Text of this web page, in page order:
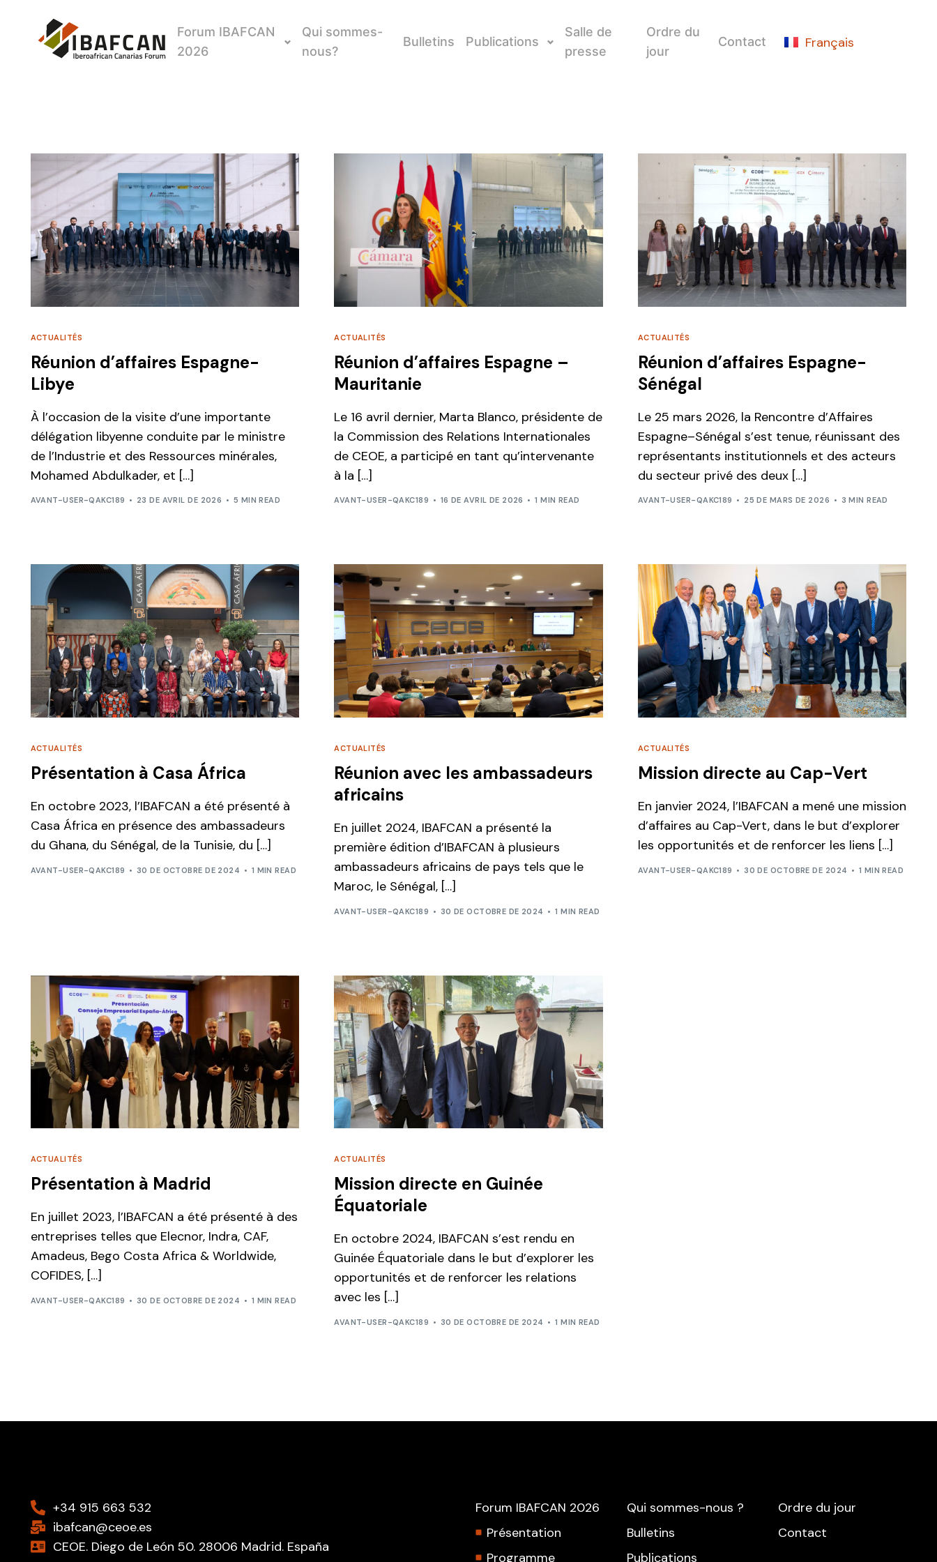
Forum IBAFCAN
2026
Qui sommes-
nous?
Bulletins Publications
Salle de
presse
Ordre du
jour
Contact Français
English
ACTUALITÉS
Réunion d’affaires Espagne-
Libye
À l’occasion de la visite d’une importante
délégation libyenne conduite par le ministre
de l’Industrie et des Ressources minérales,
Mohamed Abdulkader, et […]
AVANT-USER-QAKC189 23 DE AVRIL DE 2026 5 MIN READ
ACTUALITÉS
Réunion d’affaires Espagne –
Mauritanie
Le 16 avril dernier, Marta Blanco, présidente de
la Commission des Relations Internationales
de CEOE, a participé en tant qu’intervenante
à la […]
AVANT-USER-QAKC189 16 DE AVRIL DE 2026 1 MIN READ
ACTUALITÉS
Réunion d’affaires Espagne-
Sénégal
Le 25 mars 2026, la Rencontre d’Affaires
Espagne–Sénégal s’est tenue, réunissant des
représentants institutionnels et des acteurs
du secteur privé des deux […]
AVANT-USER-QAKC189 25 DE MARS DE 2026 3 MIN READ
ACTUALITÉS
Présentation à Casa África
En octobre 2023, l’IBAFCAN a été présenté à
Casa África en présence des ambassadeurs
du Ghana, du Sénégal, de la Tunisie, du […]
AVANT-USER-QAKC189 30 DE OCTOBRE DE 2024 1 MIN READ
ACTUALITÉS
Réunion avec les ambassadeurs
africains
En juillet 2024, IBAFCAN a présenté la
première édition d’IBAFCAN à plusieurs
ambassadeurs africains de pays tels que le
Maroc, le Sénégal, […]
AVANT-USER-QAKC189 30 DE OCTOBRE DE 2024 1 MIN READ
ACTUALITÉS
Mission directe au Cap-Vert
En janvier 2024, l’IBAFCAN a mené une mission
d’affaires au Cap-Vert, dans le but d’explorer
les opportunités et de renforcer les liens […]
AVANT-USER-QAKC189 30 DE OCTOBRE DE 2024 1 MIN READ
ACTUALITÉS
Présentation à Madrid
En juillet 2023, l’IBAFCAN a été présenté à des
entreprises telles que Elecnor, Indra, CAF,
Amadeus, Bego Costa Africa & Worldwide,
COFIDES, […]
AVANT-USER-QAKC189 30 DE OCTOBRE DE 2024 1 MIN READ
ACTUALITÉS
Mission directe en Guinée
Équatoriale
En octobre 2024, IBAFCAN s’est rendu en
Guinée Équatoriale dans le but d’explorer les
opportunités et de renforcer les relations
avec les […]
AVANT-USER-QAKC189 30 DE OCTOBRE DE 2024 1 MIN READ
+34 915 663 532
ibafcan@ceoe.es
CEOE. Diego de León 50. 28006 Madrid. España
Forum IBAFCAN 2026
Présentation
Programme
Qui sommes-nous ?
Bulletins
Publications
Ordre du jour
Contact